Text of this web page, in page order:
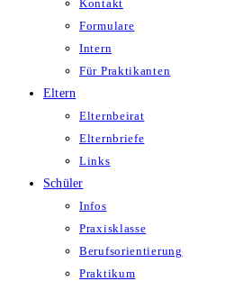
Kontakt
Formulare
Intern
Für Praktikanten
Eltern
Elternbeirat
Elternbriefe
Links
Schüler
Infos
Praxisklasse
Berufsorientierung
Praktikum